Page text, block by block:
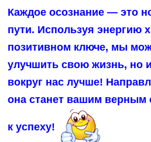
Каждое осознание — это
пути. Используя энергию
позитивном ключе, мы
улучшить свою жизнь, но
вокруг нас лучше!
она станет вашим верным
к успеху!